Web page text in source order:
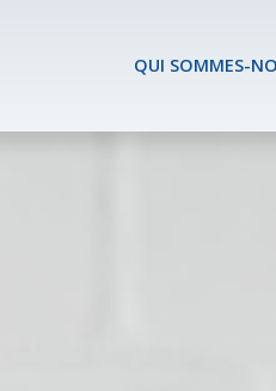
QUI SOMMES-